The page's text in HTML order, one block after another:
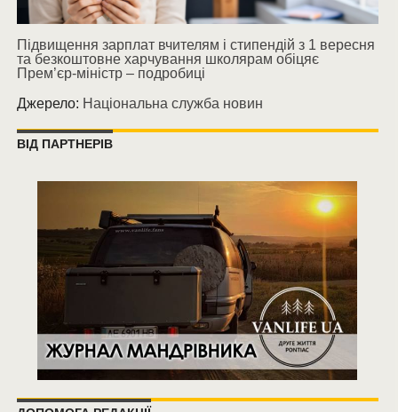
Підвищення зарплат вчителям і стипендій з 1 вересня
та безкоштовне харчування школярам обіцяє
Прем’єр-міністр – подробиці
Джерело: Національна служба новин
ВІД ПАРТНЕРІВ